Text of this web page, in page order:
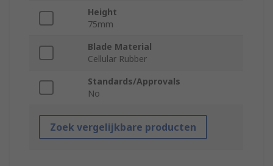
Height
75mm
Blade Material
Cellular Rubber
Standards/Approvals
No
Zoek vergelijkbare producten